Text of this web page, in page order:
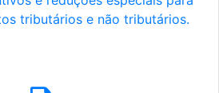
tributários e não tributários.